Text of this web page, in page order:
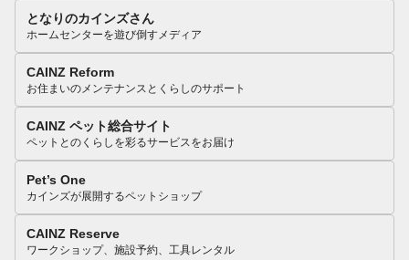
となりのカインズさん
ホームセンターを遊び倒すメディア
CAINZ Reform
お住まいのメンテナンスとくらしのサポート
CAINZ ペット総合サイト
ペットとのくらしを彩るサービスをお届け
Pet’s One
カインズが展開するペットショップ
CAINZ Reserve
ワークショップ、施設予約、工具レンタル